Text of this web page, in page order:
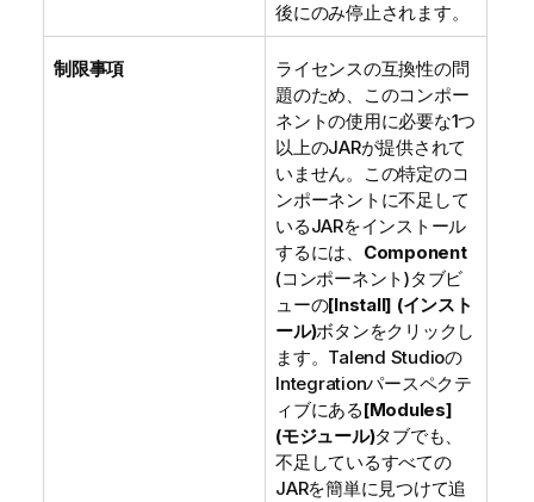
後にのみ停止されます。
制限事項
ライセンスの互換性の問
題のため、このコンポー
ネントの使用に必要な1つ
以上のJARが提供されて
いません。この特定のコ
ンポーネントに不足して
いるJARをインストール
するには、 Component
(コンポーネント)タブビ
ューの[Install] (インスト
ール)ボタンをクリックし
ます。 Talend Studioの
Integrationパースペクテ
ィブにある[Modules]
(モジュール)タブでも、
不足しているすべての
JARを簡単に見つけて追